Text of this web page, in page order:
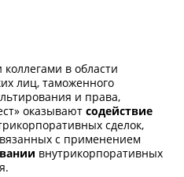
в области
лиц, таможенного
и права,
оказывают содействие
сделок,
с применением
внутрикорпоративных